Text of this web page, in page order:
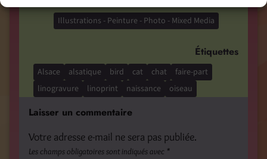
Illustrations - Peinture - Photo - Mixed Media
Étiquettes
Alsace alsatique bird cat chat
faire-part
linogravure
linoprint naissance oiseau
Laisser un commentaire
Votre adresse e-mail ne sera pas publiée.
Les champs obligatoires sont indiqués avec *